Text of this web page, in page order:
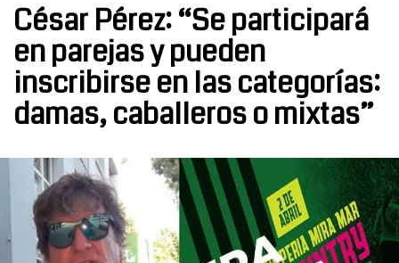
César Pérez: “Se participará
en parejas y pueden
inscribirse en las categorías:
damas, caballeros o mixtas”